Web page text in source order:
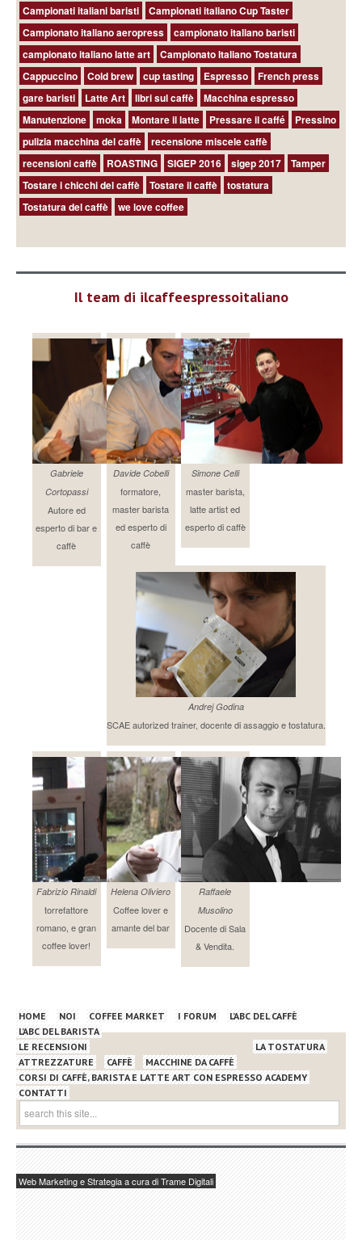
Campionati italiani baristi
Campionati italiano Cup Taster
Campionato italiano aeropress
campionato italiano baristi
campionato italiano latte art
Campionato Italiano Tostatura
Cappuccino
Cold brew cup tasting Espresso
French press
gare baristi
Latte Art libri sul caffè
Macchina espresso
Manutenzione
moka Montare il latte Pressare il caffé
Pressino
pulizia macchina del caffè
recensione miscele caffè
recensioni caffè
ROASTING SIGEP 2016 sigep 2017
Tamper
Tostare i chicchi del caffè
Tostare il caffè
tostatura
Tostatura del caffè
we love coffee
Il team di ilcaffeespressoitaliano
Gabriele
Cortopassi
Autore ed
esperto di bar e
caffè
Davide Cobelli
formatore,
master barista
ed esperto di
caffè
Simone Celli
master barista,
latte artist ed
esperto di caffè
Andrej Godina
SCAE autorized trainer, docente di assaggio e tostatura.
Fabrizio Rinaldi
torrefattore
romano, e gran
coffee lover!
Helena Oliviero
Coffee lover e
amante del bar
Raffaele
Musolino
Docente di Sala
& Vendita.
HOME NOI COFFEE MARKET I FORUM
L’ABC DEL CAFFÈ
L’ABC DEL BARISTA
LE RECENSIONI
ATTREZZATURE
CAFFÈ MACCHINE DA CAFFÈ
LA TOSTATURA
CORSI DI CAFFÈ, BARISTA E LATTE ART CON ESPRESSO ACADEMY
CONTATTI
Web Marketing e Strategia a cura di Trame Digitali